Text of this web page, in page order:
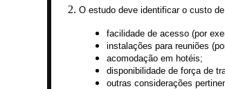
O estudo deve identificar o custo
facilidade de acesso (por
instalações para reuniões
acomodação em hotéis;
disponibilidade de força de
outras considerações